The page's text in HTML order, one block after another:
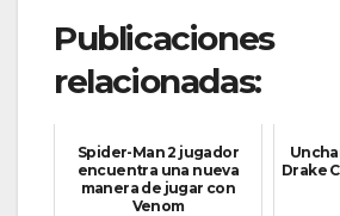
Publicaciones
relacionadas:
Spider-Man 2 jugador
encuentra una nueva
manera de jugar con
Venom
Drake